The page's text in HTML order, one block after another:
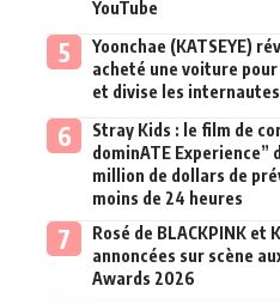
YouTube
Yoonchae (KATSEYE)
acheté une voiture
et divise les internautes
Stray Kids : le film de
dominATE Experience”
million de dollars de
moins de 24 heures
Rosé de BLACKPINK et
annoncées sur scène
Awards 2026